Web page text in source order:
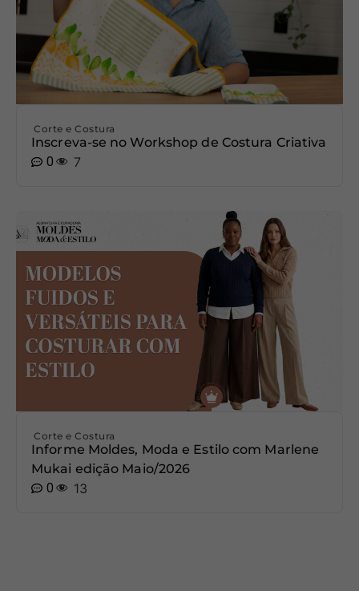
Corte e Costura
Inscreva-se no Workshop de Costura Criativa
0
7
Corte e Costura
Informe Moldes, Moda e Estilo com Marlene
Mukai edição Maio/2026
0
13